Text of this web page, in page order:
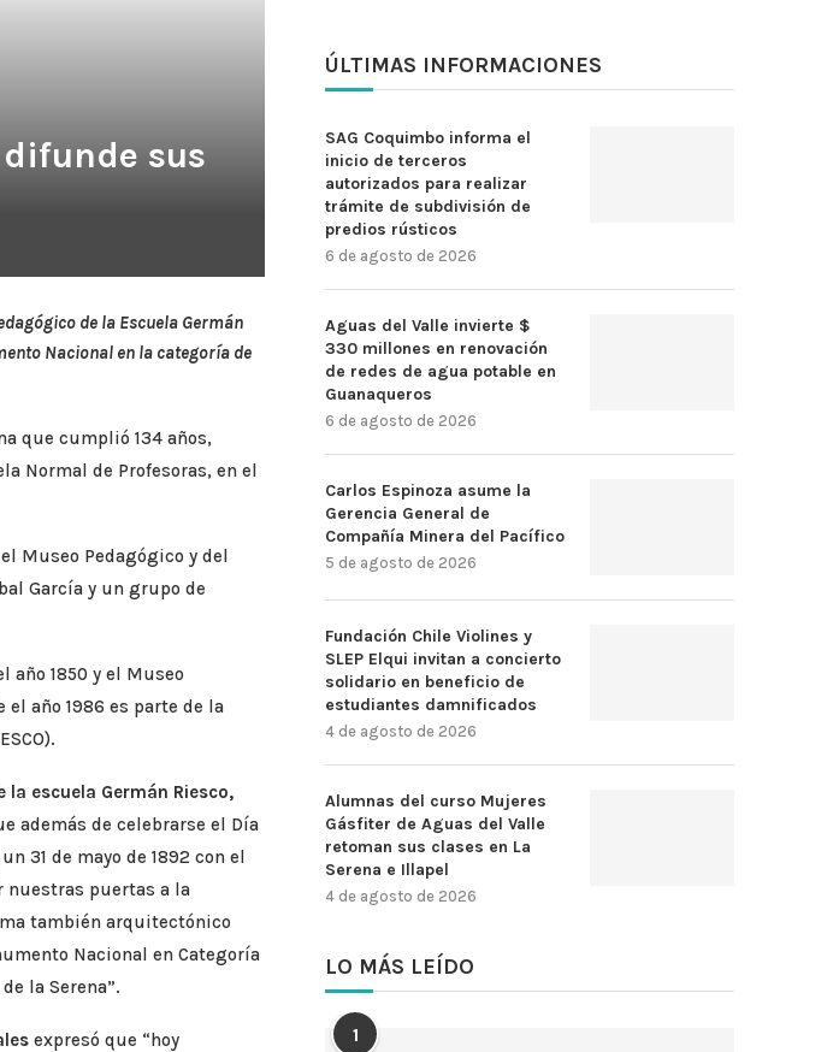
difunde sus
de la Escuela Germán
Nacional en la categoría de
que cumplió 134 años,
Normal de Profesoras, en el
Museo Pedagógico y del
García y un grupo de
1850 y el Museo
año 1986 es parte de la
escuela Germán Riesco,
además de celebrarse el Día
31 de mayo de 1892 con el
nuestras puertas a la
también arquitectónico
Nacional en Categoría
la Serena”.
expresó que “hoy
ÚLTIMAS INFORMACIONES
SAG Coquimbo informa el
inicio de terceros
autorizados para realizar
trámite de subdivisión de
predios rústicos
6 de agosto de 2026
Aguas del Valle invierte $
330 millones en renovación
de redes de agua potable en
Guanaqueros
6 de agosto de 2026
Carlos Espinoza asume la
Gerencia General de
Compañía Minera del Pacífico
5 de agosto de 2026
Fundación Chile Violines y
SLEP Elqui invitan a concierto
solidario en beneficio de
estudiantes damnificados
4 de agosto de 2026
Alumnas del curso Mujeres
Gásfiter de Aguas del Valle
retoman sus clases en La
Serena e Illapel
4 de agosto de 2026
LO MÁS LEÍDO
1